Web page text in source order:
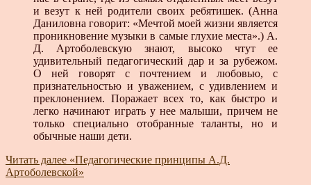
и везут к ней родители своих ребятишек. (Анна
Даниловна говорит: «Мечтой моей жизни является
проникновение музыки в самые глухие места».) А.
Д. Артоболевскую знают, высоко чтут ее
удивительный педагогический дар и за рубежом.
О ней говорят с почтением и любовью, с
признательностью и уважением, с удивлением и
преклонением. Поражает всех то, как быстро и
легко начинают играть у нее малыши, причем не
только специально отобранные таланты, но и
обычные наши дети.
Читать далее «Педагогические принципы А.Д.
Артоболевской»